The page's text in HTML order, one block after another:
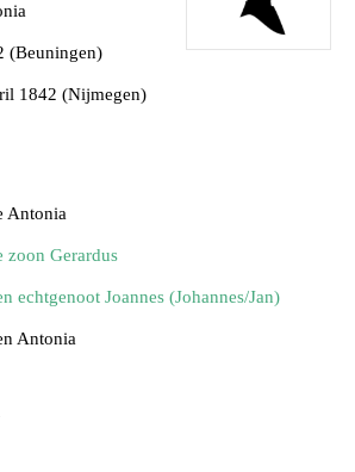
(Beuningen)
1842 (Nijmegen)
Antonia
zoon Gerardus
echtgenoot Joannes (Johannes/Jan)
Antonia